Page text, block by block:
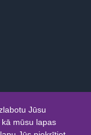
Jūsu
mūsu lapas